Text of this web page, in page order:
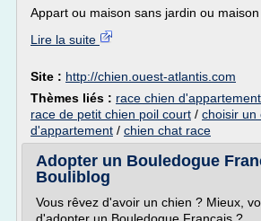
Appart ou maison sans jardin ou maison
Lire la suite
Site : http://chien.ouest-atlantis.com
Thèmes liés : race chien d'appartement
race de petit chien poil court / choisir un
d'appartement / chien chat race
Adopter un Bouledogue
Bouliblog
Vous rêvez d'avoir un chien ? Mieux,